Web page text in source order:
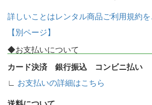
詳しいことはレンタル商品ご利用規約
【別ページ】
◆お支払いについて
カード決済 銀行振込 コンビニ払い
∟ お支払いの詳細はこちら